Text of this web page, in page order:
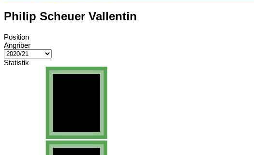
Philip Scheuer Vallentin
Position
Angriber
Statistik